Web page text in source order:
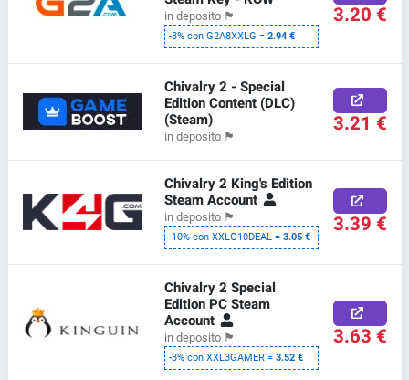
in deposito 🏴
-8% con G2A8XXLG =2.94 €
3.20 €
Chivalry 2 - Special
Edition Content (DLC)
(Steam)
in deposito 🏴 3.21 €
Chivalry 2 King's Edition
Steam Account
in deposito 🏴
-10% con XXLG10DEAL =3.05 € 3.39 €
Chivalry 2 Special
Edition PC Steam
Account
in deposito 🏴
-3% con XXL3GAMER =3.52 €
3.63 €